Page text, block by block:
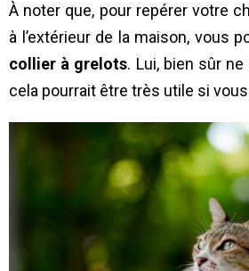
À noter que, pour repérer votre
à l’extérieur de la maison, vous
collier à grelots. Lui, bien sûr ne
cela pourrait être très utile si